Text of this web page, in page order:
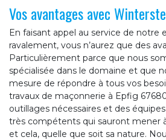
Vos avantages avec
En faisant appel au service de notre
ravalement, vous n’aurez que des
Particulièrement parce que nous
spécialisée dans le domaine et que
mesure de répondre à tous vos
travaux de maçonnerie à Epfig
outillages nécessaires et des
très compétents qui sauront mener
et cela, quelle que soit sa nature.